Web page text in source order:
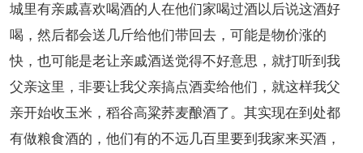
城里有亲戚喜欢喝酒的人在他们家喝过酒以后说这酒好
喝，然后都会送几斤给他们带回去，可能是物价涨的
快，也可能是老让亲戚酒送觉得不好意思，就打听到我
父亲这里，非要让我父亲搞点酒卖给他们，就这样我父
亲开始收玉米，稻谷高粱荞麦酿酒了。其实现在到处都
有做粮食酒的，他们有的不远几百里要到我家来买酒，